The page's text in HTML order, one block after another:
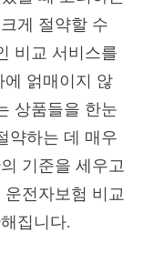
게 절약할 수
비교 서비스를
에 얽매이지 않
상품들을 한눈
약하는 데 매우
기준을 세우고
전자보험 비교
집니다.